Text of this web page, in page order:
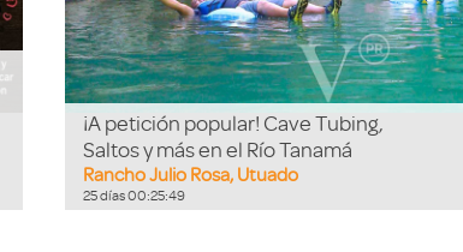
¡A petición popular! Cave Tubing,
Saltos y más en el Río Tanamá
Rancho Julio Rosa, Utuado
25días00:25:48